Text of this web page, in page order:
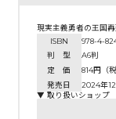
現実主義勇者の王国再
ISBN
978-4-
判 型
A6判
定 価
814円（税
発売日
2024年
▼ 取り扱いショップ